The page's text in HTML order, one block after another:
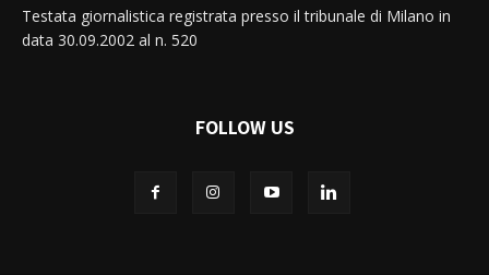
Testata giornalistica registrata presso il tribunale di Milano in
data 30.09.2002 al n. 520
FOLLOW US